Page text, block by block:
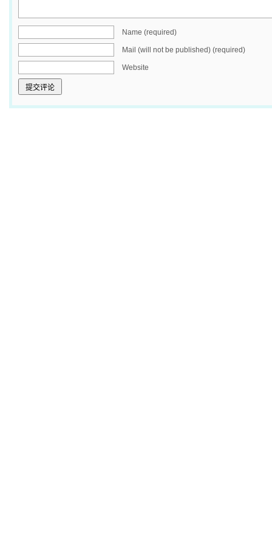
Name (required)
Mail (will not be published) (required)
Website